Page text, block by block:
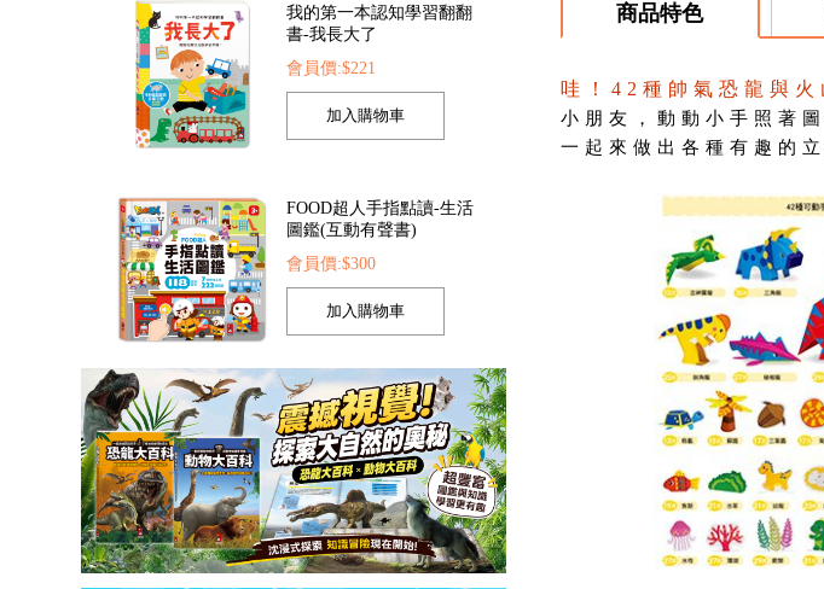
FOOD超人手指點讀-生活
圖鑑(互動有聲書)
會員價:$300
商品特色
哇！42種帥氣恐龍與
小朋友，動動小手照著
一起來做出各種有趣的